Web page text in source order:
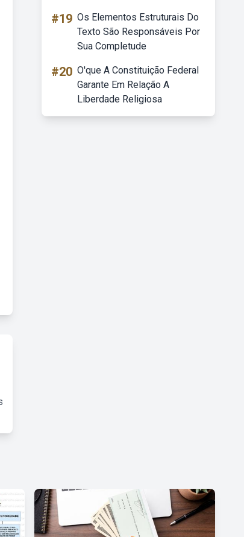
#19 Os Elementos Estruturais Do
Texto São Responsáveis Por
Sua Completude
#20 O'que A Constituição Federal
Garante Em Relação A
Liberdade Religiosa